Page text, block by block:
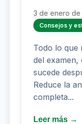
3 de enero de
Consejos y
Todo lo que
del examen,
sucede
Reduce la
completa...
Leer más →